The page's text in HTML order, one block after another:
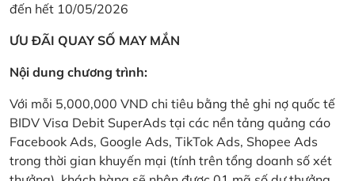
đến hết 10/05/2026
ƯU ĐÃI QUAY SỐ MAY MẮN
Nội dung chương trình:
Với mỗi 5,000,000 VND chi tiêu bằng thẻ ghi nợ quốc tế
BIDV Visa Debit SuperAds tại các nền tảng quảng cáo
Facebook Ads, Google Ads, TikTok Ads, Shopee Ads
trong thời gian khuyến mại (tính trên tổng doanh số xét